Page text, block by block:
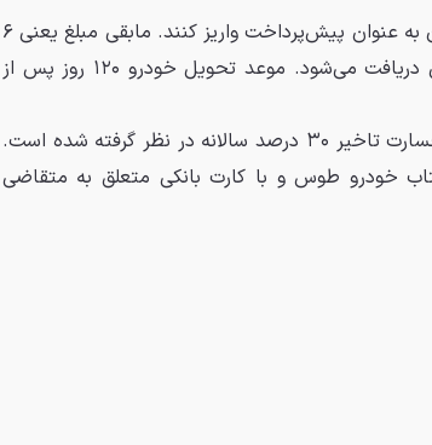
طبق بخشنامه، خریداران باید ۲ میلیارد تومان به عنوان پیش‌پرداخت واریز کنند. مابقی مبلغ یعنی ۶
میلیارد و ۸۰۰ میلیون تومان در زمان تحویل دریافت می‌شود. موعد تحویل خودرو ۱۲۰ روز پس از
سود انصراف این طرح ۱۷.۵ درصد سالانه و خسارت تاخیر ۳۰ درصد سالانه در نظر گرفته شده است.
خودرو طوس و با کارت بانکی متعلق به متقاضی